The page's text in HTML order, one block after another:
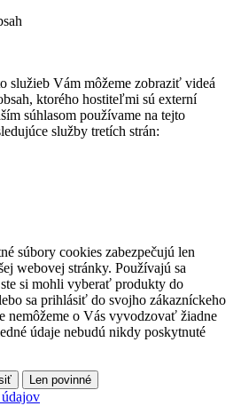
služieb Vám môžeme zobraziť videá
ktorého hostiteľmi sú externí
súhlasom používame na tejto
služby tretích strán:
súbory cookies zabezpečujú len
webovej stránky. Používajú sa
si mohli vyberať produkty do
sa prihlásiť do svojho zákazníckeho
nemôžeme o Vás vyvodzovať žiadne
údaje nebudú nikdy poskytnuté
Len povinné